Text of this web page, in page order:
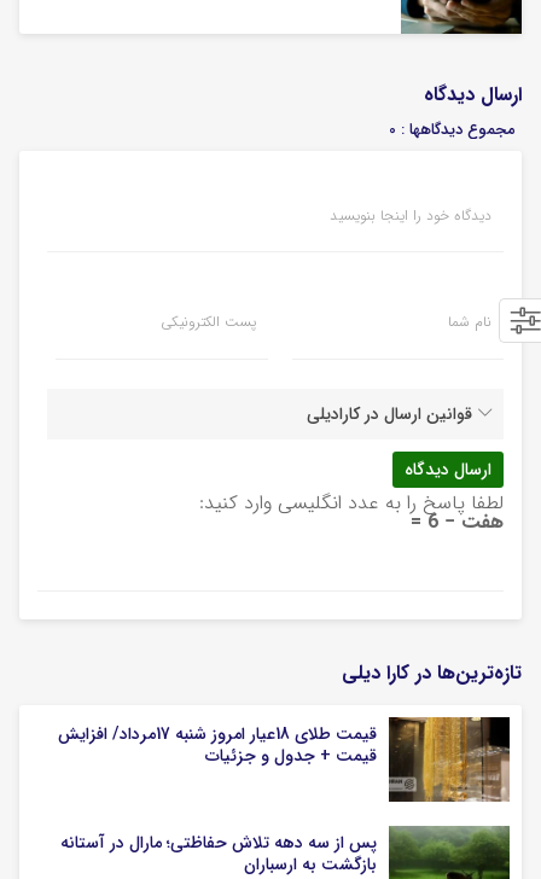
ارسال دیدگاه
مجموع دیدگاهها : 0
دیدگاه خود را اینجا بنویسید
نام شما پست الکترونیکی
قوانین ارسال در کارادیلی
لطفا پاسخ را به عدد انگلیسی وارد کنید:
هفت − 6 =
تازه‌ترین‌ها در کارا دیلی
قیمت طلای 18عیار امروز شنبه 17مرداد/ افزایش
قیمت + جدول و جزئیات
پس از سه دهه تلاش حفاظتی؛ مارال در آستانه
بازگشت به ارسباران